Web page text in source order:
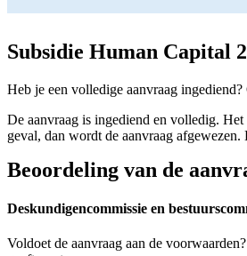
Subsidie Human Capital
Heb je een volledige aanvraag
De aanvraag is ingediend en volledig.
geval, dan wordt de aanvraag
Beoordeling van de
Deskundigencommissie en
Voldoet de aanvraag aan de